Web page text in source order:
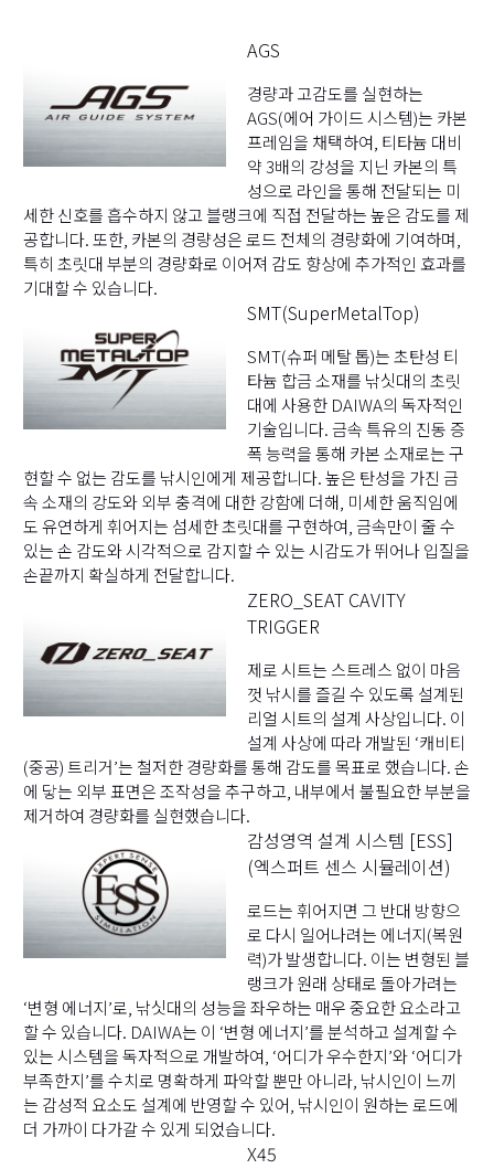
AGS
경량과 고감도를 실현하는
AGS(에어 가이드 시스템)는 카본
프레임을 채택하여, 티타늄 대비
약 3배의 강성을 지닌 카본의 특
성으로 라인을 통해 전달되는 미
세한 신호를 흡수하지 않고 블랭크에 직접 전달하는 높은 감도를 제
공합니다. 또한, 카본의 경량성은 로드 전체의 경량화에 기여하며,
특히 초릿대 부분의 경량화로 이어져 감도 향상에 추가적인 효과를
기대할 수 있습니다.
SMT(SuperMetalTop)
SMT(슈퍼 메탈 톱)는 초탄성 티
타늄 합금 소재를 낚싯대의 초릿
대에 사용한 DAIWA의 독자적인
기술입니다. 금속 특유의 진동 증
폭 능력을 통해 카본 소재로는 구
현할 수 없는 감도를 낚시인에게 제공합니다. 높은 탄성을 가진 금
속 소재의 강도와 외부 충격에 대한 강함에 더해, 미세한 움직임에
도 유연하게 휘어지는 섬세한 초릿대를 구현하여, 금속만이 줄 수
있는 손 감도와 시각적으로 감지할 수 있는 시감도가 뛰어나 입질을
손끝까지 확실하게 전달합니다.
ZERO_SEAT CAVITY
TRIGGER
제로 시트는 스트레스 없이 마음
껏 낚시를 즐길 수 있도록 설계된
리얼 시트의 설계 사상입니다. 이
설계 사상에 따라 개발된 ‘캐비티
(중공) 트리거’는 철저한 경량화를 통해 감도를 목표로 했습니다. 손
에 닿는 외부 표면은 조작성을 추구하고, 내부에서 불필요한 부분을
제거하여 경량화를 실현했습니다.
감성영역 설계 시스템 [ESS]
(엑스퍼트 센스 시뮬레이션)
로드는 휘어지면 그 반대 방향으
로 다시 일어나려는 에너지(복원
력)가 발생합니다. 이는 변형된 블
랭크가 원래 상태로 돌아가려는
‘변형 에너지’로, 낚싯대의 성능을 좌우하는 매우 중요한 요소라고
할 수 있습니다. DAIWA는 이 ‘변형 에너지’를 분석하고 설계할 수
있는 시스템을 독자적으로 개발하여, ‘어디가 우수한지’와 ‘어디가
부족한지’를 수치로 명확하게 파악할 뿐만 아니라, 낚시인이 느끼
는 감성적 요소도 설계에 반영할 수 있어, 낚시인이 원하는 로드에
더 가까이 다가갈 수 있게 되었습니다.
X45